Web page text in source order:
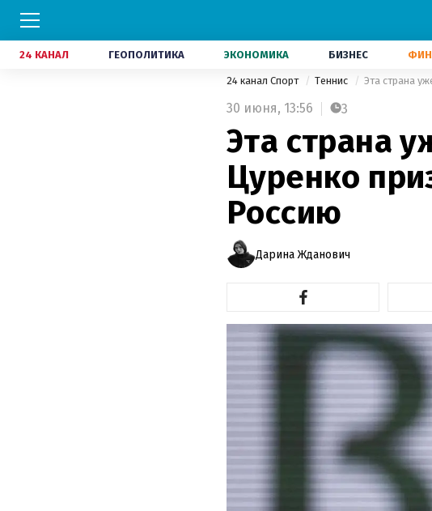
24 КАНАЛ ГЕОПОЛИТИКА ЭКОНОМИКА БИЗНЕС
24 канал Спорт Теннис Эта страна
30 июня, 13:56 3
Эта страна
Цуренко
Россию
Дарина Жданович